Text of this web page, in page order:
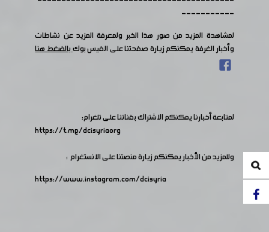
-----------
لمشاهدة المزيد من صور هذا الخبر ولمعرفة المزيد عن نشاطات
وأخبار الغرفة يمكنكم زيارة صفحتنا على الفيس بوكبالضغط هنا
لمتابعة أخبارنا يمكنكم الاشتراك بقناتنا على تلغرام:
https://t.me/dcisyriaorg
وللمزيد من الأخبار يمكنكم زيارة منصتنا على الانستغرام :
https://www.instagram.com/dcisyria​